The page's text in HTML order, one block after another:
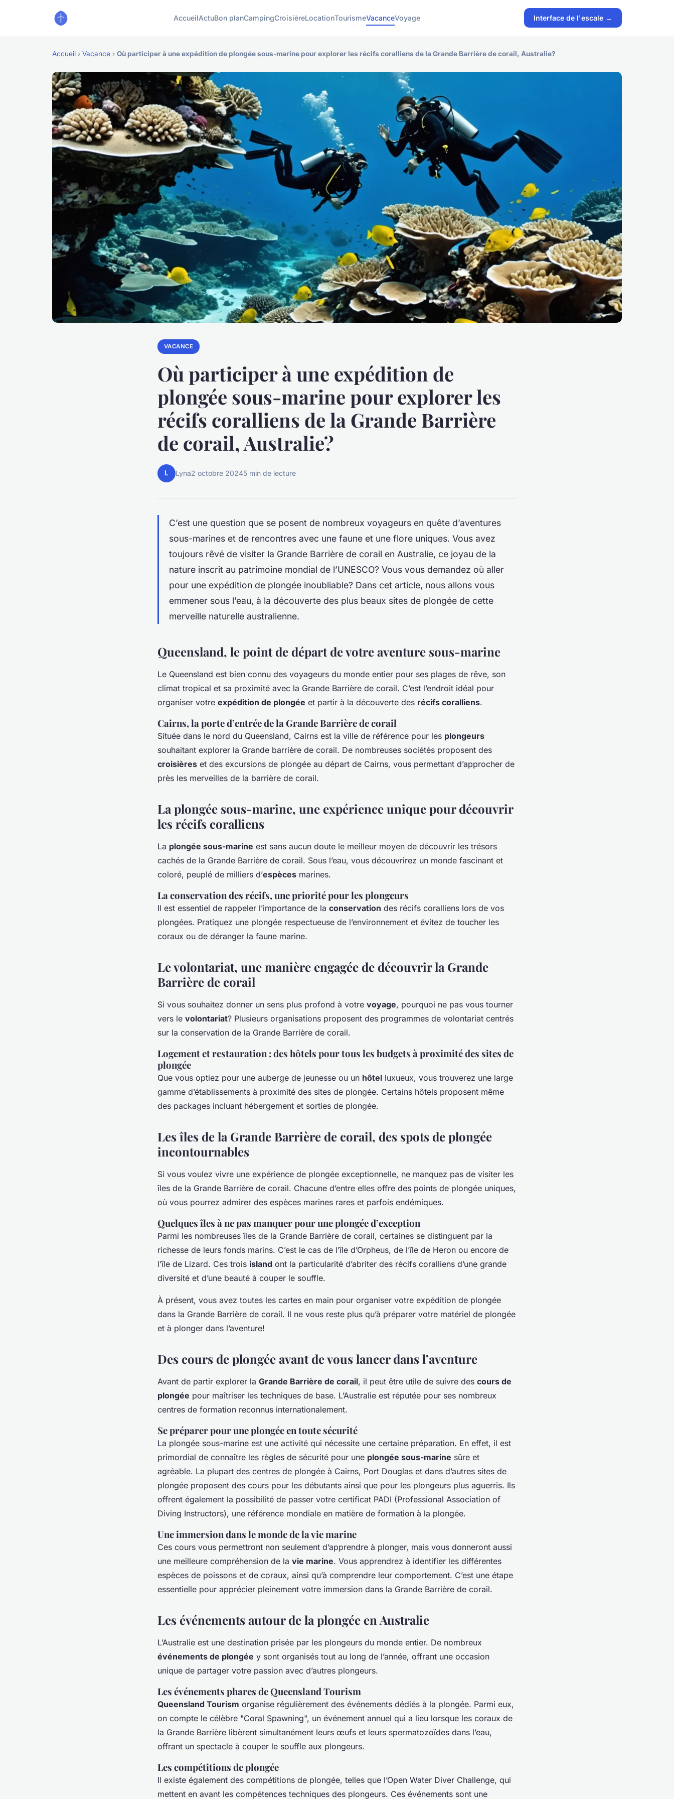
AccueilActuBon planCampingCroisièreLocationTourismeVacanceVoyage Interface de l'escale →
Accueil › Vacance › Où participer à une expédition de plongée sous-marine pour explorer les récifs coralliens de la Grande Barrière de corail, Australie?
VACANCE
Où participer à une expédition de
plongée sous-marine pour explorer les
récifs coralliens de la Grande Barrière
de corail, Australie?
L Lyna2 octobre 20245 min de lecture
C’est une question que se posent de nombreux voyageurs en quête d’aventures
sous-marines et de rencontres avec une faune et une flore uniques. Vous avez
toujours rêvé de visiter la Grande Barrière de corail en Australie, ce joyau de la
nature inscrit au patrimoine mondial de l’UNESCO? Vous vous demandez où aller
pour une expédition de plongée inoubliable? Dans cet article, nous allons vous
emmener sous l’eau, à la découverte des plus beaux sites de plongée de cette
merveille naturelle australienne.
Queensland, le point de départ de votre aventure sous-marine
Le Queensland est bien connu des voyageurs du monde entier pour ses plages de rêve, son
climat tropical et sa proximité avec la Grande Barrière de corail. C’est l’endroit idéal pour
organiser votre expédition de plongée et partir à la découverte des récifs coralliens.
Cairns, la porte d’entrée de la Grande Barrière de corail
Située dans le nord du Queensland, Cairns est la ville de référence pour les plongeurs
souhaitant explorer la Grande barrière de corail. De nombreuses sociétés proposent des
croisières et des excursions de plongée au départ de Cairns, vous permettant d’approcher de
près les merveilles de la barrière de corail.
La plongée sous-marine, une expérience unique pour découvrir
les récifs coralliens
La plongée sous-marine est sans aucun doute le meilleur moyen de découvrir les trésors
cachés de la Grande Barrière de corail. Sous l’eau, vous découvrirez un monde fascinant et
coloré, peuplé de milliers d’espèces marines.
La conservation des récifs, une priorité pour les plongeurs
Il est essentiel de rappeler l’importance de la conservation des récifs coralliens lors de vos
plongées. Pratiquez une plongée respectueuse de l’environnement et évitez de toucher les
coraux ou de déranger la faune marine.
Le volontariat, une manière engagée de découvrir la Grande
Barrière de corail
Si vous souhaitez donner un sens plus profond à votre voyage, pourquoi ne pas vous tourner
vers le volontariat? Plusieurs organisations proposent des programmes de volontariat centrés
sur la conservation de la Grande Barrière de corail.
Logement et restauration : des hôtels pour tous les budgets à proximité des sites de
plongée
Que vous optiez pour une auberge de jeunesse ou un hôtel luxueux, vous trouverez une large
gamme d’établissements à proximité des sites de plongée. Certains hôtels proposent même
des packages incluant hébergement et sorties de plongée.
Les îles de la Grande Barrière de corail, des spots de plongée
incontournables
Si vous voulez vivre une expérience de plongée exceptionnelle, ne manquez pas de visiter les
îles de la Grande Barrière de corail. Chacune d’entre elles offre des points de plongée uniques,
où vous pourrez admirer des espèces marines rares et parfois endémiques.
Quelques îles à ne pas manquer pour une plongée d’exception
Parmi les nombreuses îles de la Grande Barrière de corail, certaines se distinguent par la
richesse de leurs fonds marins. C’est le cas de l’île d’Orpheus, de l’île de Heron ou encore de
l’île de Lizard. Ces trois island ont la particularité d’abriter des récifs coralliens d’une grande
diversité et d’une beauté à couper le souffle.
À présent, vous avez toutes les cartes en main pour organiser votre expédition de plongée
dans la Grande Barrière de corail. Il ne vous reste plus qu’à préparer votre matériel de plongée
et à plonger dans l’aventure!
Des cours de plongée avant de vous lancer dans l’aventure
Avant de partir explorer la Grande Barrière de corail, il peut être utile de suivre des cours de
plongée pour maîtriser les techniques de base. L’Australie est réputée pour ses nombreux
centres de formation reconnus internationalement.
Se préparer pour une plongée en toute sécurité
La plongée sous-marine est une activité qui nécessite une certaine préparation. En effet, il est
primordial de connaître les règles de sécurité pour une plongée sous-marine sûre et
agréable. La plupart des centres de plongée à Cairns, Port Douglas et dans d’autres sites de
plongée proposent des cours pour les débutants ainsi que pour les plongeurs plus aguerris. Ils
offrent également la possibilité de passer votre certificat PADI (Professional Association of
Diving Instructors), une référence mondiale en matière de formation à la plongée.
Une immersion dans le monde de la vie marine
Ces cours vous permettront non seulement d’apprendre à plonger, mais vous donneront aussi
une meilleure compréhension de la vie marine. Vous apprendrez à identifier les différentes
espèces de poissons et de coraux, ainsi qu’à comprendre leur comportement. C’est une étape
essentielle pour apprécier pleinement votre immersion dans la Grande Barrière de corail.
Les événements autour de la plongée en Australie
L’Australie est une destination prisée par les plongeurs du monde entier. De nombreux
événements de plongée y sont organisés tout au long de l’année, offrant une occasion
unique de partager votre passion avec d’autres plongeurs.
Les événements phares de Queensland Tourism
Queensland Tourism organise régulièrement des événements dédiés à la plongée. Parmi eux,
on compte le célèbre "Coral Spawning", un événement annuel qui a lieu lorsque les coraux de
la Grande Barrière libèrent simultanément leurs œufs et leurs spermatozoïdes dans l’eau,
offrant un spectacle à couper le souffle aux plongeurs.
Les compétitions de plongée
Il existe également des compétitions de plongée, telles que l’Open Water Diver Challenge, qui
mettent en avant les compétences techniques des plongeurs. Ces événements sont une